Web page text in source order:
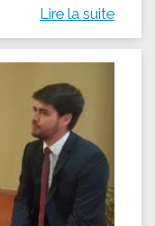
Lire la suite